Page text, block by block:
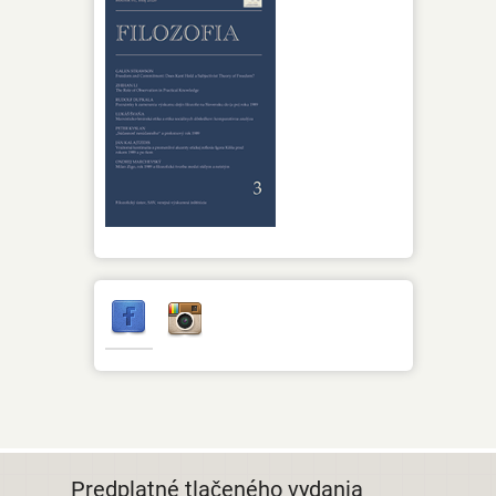
Predplatné tlačeného vydania